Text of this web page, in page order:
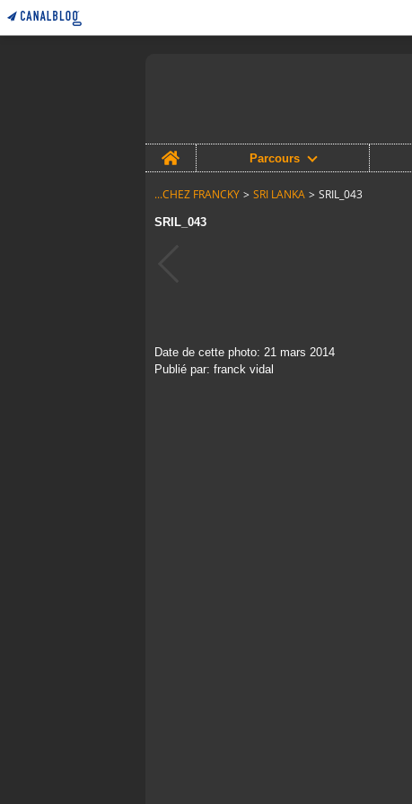
Home
Parcours
...CHEZ FRANCKY > SRI LANKA > SRIL_043
SRIL_043
Date de cette photo: 21 mars 2014
Publié par: franck vidal